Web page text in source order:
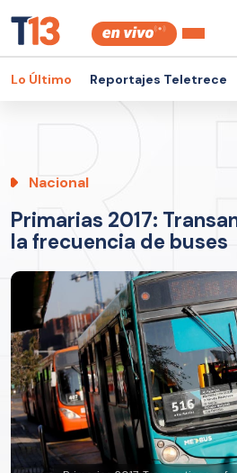
Lo Último Reportajes Teletrece
Nacional
Primarias 2017:
la frecuencia de buses